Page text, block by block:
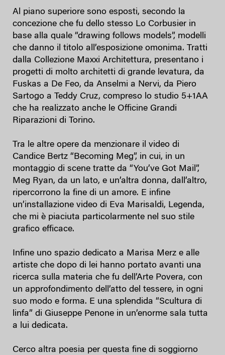
Al piano superiore sono esposti, secondo la
concezione che fu dello stesso Lo Corbusier in
base alla quale “drawing follows models”, modelli
che danno il titolo all’esposizione omonima. Tratti
dalla Collezione Maxxi Architettura, presentano i
progetti di molto architetti di grande levatura, da
Fuskas a De Feo, da Anselmi a Nervi, da Piero
Sartogo a Teddy Cruz, compreso lo studio 5+1AA
che ha realizzato anche le Officine Grandi
Riparazioni di Torino.
Tra le altre opere da menzionare il video di
Candice Bertz “Becoming Meg”, in cui, in un
montaggio di scene tratte da “You’ve Got Mail”,
Meg Ryan, da un lato, e un’altra donna, dall’altro,
ripercorrono la fine di un amore. E infine
un’installazione video di Eva Marisaldi, Legenda,
che mi è piaciuta particolarmente nel suo stile
grafico efficace.
Infine uno spazio dedicato a Marisa Merz e alle
artiste che dopo di lei hanno portato avanti una
ricerca sulla materia che fu dell’Arte Povera, con
un approfondimento dell’atto del tessere, in ogni
suo modo e forma. E una splendida “Scultura di
linfa” di Giuseppe Penone in un’enorme sala tutta
a lui dedicata.
Cerco altra poesia per questa fine di soggiorno